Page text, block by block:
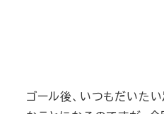
ゴール後、いつもだいた